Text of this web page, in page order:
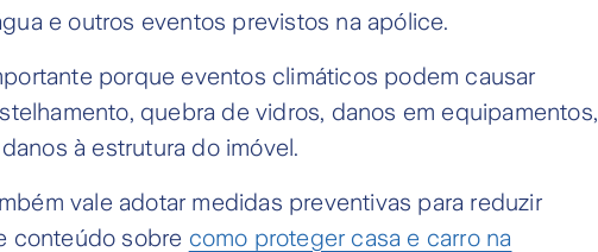
e outros eventos previstos na apólice.
porque eventos climáticos podem causar
quebra de vidros, danos em equipamentos,
à estrutura do imóvel.
vale adotar medidas preventivas para reduzir
conteúdo sobre como proteger casa e carro na